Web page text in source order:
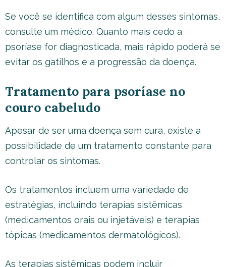
Se você se identifica com algum desses sintomas,
consulte um médico. Quanto mais cedo a
psoríase for diagnosticada, mais rápido poderá se
evitar os gatilhos e a progressão da doença.
Tratamento para psoríase no
couro cabeludo
Apesar de ser uma doença sem cura, existe a
possibilidade de um tratamento constante para
controlar os sintomas.
Os tratamentos incluem uma variedade de
estratégias, incluindo terapias sistêmicas
(medicamentos orais ou injetáveis) e terapias
tópicas (medicamentos dermatológicos).
As terapias sistêmicas podem incluir